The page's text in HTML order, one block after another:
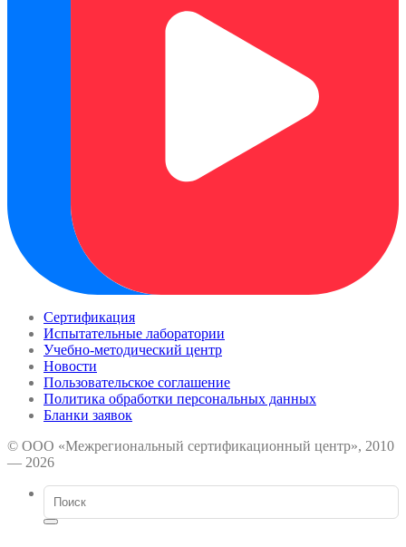
Сертификация
Испытательные лаборатории
Учебно-методический центр
Новости
Пользовательское соглашение
Политика обработки персональных данных
Бланки заявок
© ООО «Межрегиональный сертификационный центр», 2010
— 2026